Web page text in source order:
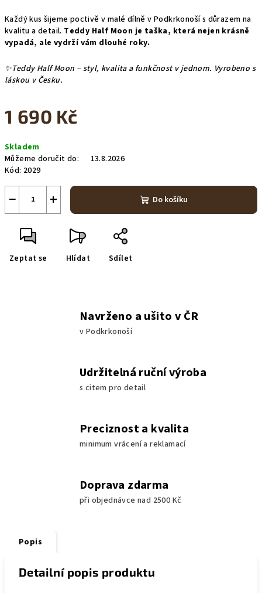
Každý kus šijeme poctivě v malé dílně v Podkrkonoší s důrazem na
kvalitu a detail. Teddy Half Moon je taška, která nejen krásně
vypadá, ale vydrží vám dlouhé roky.
✨Teddy Half Moon – styl, kvalita a funkčnost v jednom. Vyrobeno s
láskou v Česku.
1 690 Kč
cena:
Skladem
Můžeme doručit do:
13.8.2026
Kód: 2029
+
− Do košíku
Zeptat se Hlídat Sdílet
Navrženo a ušito v ČR
v Podkrkonoší
Udržitelná ruční výroba
s citem pro detail
Preciznost a kvalita
minimum vrácení a reklamací
Doprava zdarma
při objednávce nad 2500 Kč
Popis
Detailní popis produktu